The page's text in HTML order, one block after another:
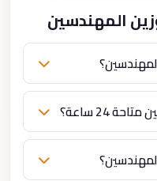
المهندسين
ساعة؟